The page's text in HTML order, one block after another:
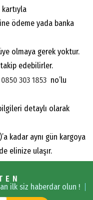
ödeme yada banka
olmaya gerek yoktur.
edebilirler.
0850 303 1853 no’lu
detaylı olarak
kadar aynı gün kargoya
elinize ulaşır.
ilk siz haberdar olun !